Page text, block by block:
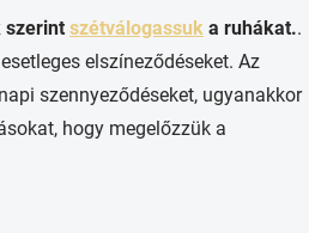
szerint szétválogassuk a ruhákat..
elszíneződéseket. Az
szennyeződéseket, ugyanakkor
hogy megelőzzük a